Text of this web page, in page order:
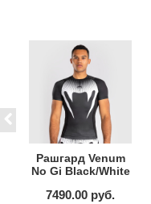
Рашгард Venum
No Gi Black/White
7490.00 руб.